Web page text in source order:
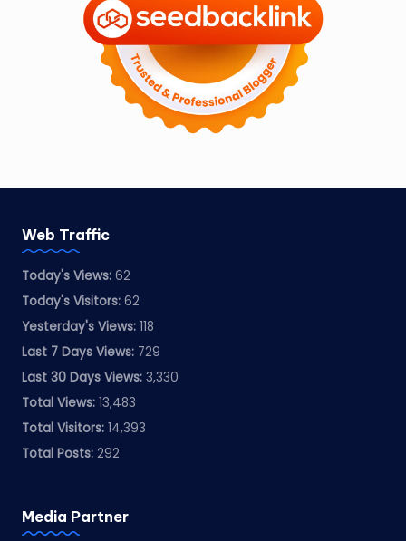
Web Traffic
Today's Views: 62
Today's Visitors: 62
Yesterday's Views: 118
Last 7 Days Views: 729
Last 30 Days Views: 3,330
Total Views: 13,483
Total Visitors: 14,393
Total Posts: 292
Media Partner